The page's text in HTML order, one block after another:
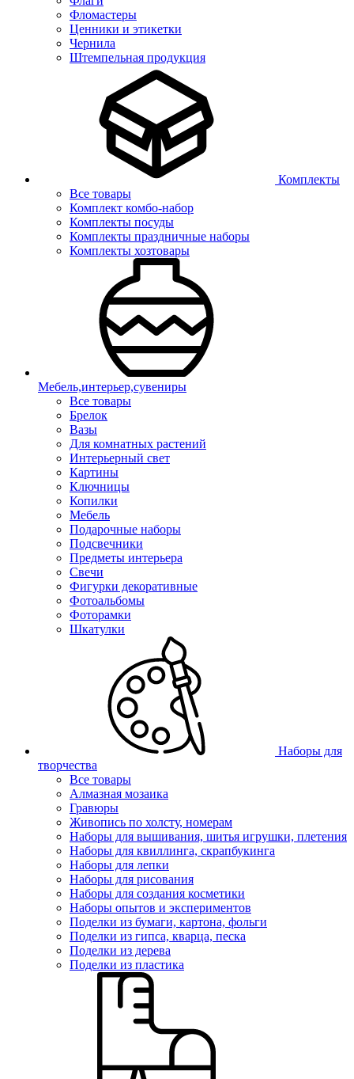
Фломастеры
Ценники и этикетки
Чернила
Штемпельная продукция
Комплекты
Все товары
Комплект комбо-набор
Комплекты посуды
Комплекты праздничные наборы
Комплекты хозтовары
Мебель,интерьер,сувениры
Все товары
Брелок
Вазы
Для комнатных растений
Интерьерный свет
Картины
Ключницы
Копилки
Мебель
Подарочные наборы
Подсвечники
Предметы интерьера
Свечи
Фигурки декоративные
Фотоальбомы
Фоторамки
Шкатулки
Наборы для
творчества
Все товары
Алмазная мозаика
Гравюры
Живопись по холсту, номерам
Наборы для вышивания, шитья игрушки, плетения
Наборы для квиллинга, скрапбукинга
Наборы для лепки
Наборы для рисования
Наборы для создания косметики
Наборы опытов и экспериментов
Поделки из бумаги, картона, фольги
Поделки из гипса, кварца, песка
Поделки из дерева
Поделки из пластика